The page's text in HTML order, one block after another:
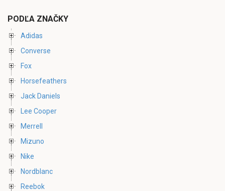
PODĽA ZNAČKY
Adidas
Converse
Fox
Horsefeathers
Jack Daniels
Lee Cooper
Merrell
Mizuno
Nike
Nordblanc
Reebok